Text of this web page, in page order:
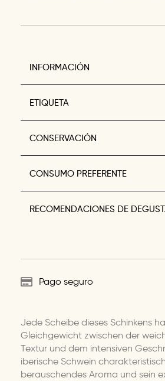
INFORMACIÓN
ETIQUETA
CONSERVACIÓN
CONSUMO PREFERENTE
RECOMENDACIONES DE
Pago seguro
Jede Scheibe dieses Schinkens
Gleichgewicht zwischen der
Textur und dem intensiven
iberische Schwein
berauschendes Aroma und sein